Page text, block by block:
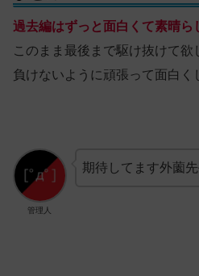
過去編はずっと面白くて素晴ら
このまま最後まで駆け抜けて欲
負けないように頑張って面白く
管理人
期待してます外薗